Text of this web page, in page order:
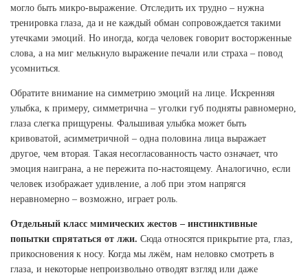
могло быть микро-выражение. Отследить их трудно – нужна
тренировка глаза, да и не каждый обман сопровождается такими
утечками эмоций. Но иногда, когда человек говорит восторженные
слова, а на миг мелькнуло выражение печали или страха – повод
усомниться.
Обратите внимание на симметрию эмоций на лице. Искренняя
улыбка, к примеру, симметрична – уголки губ подняты равномерно,
глаза слегка прищурены. Фальшивая улыбка может быть
кривоватой, асимметричной – одна половина лица выражает
другое, чем вторая. Такая несогласованность часто означает, что
эмоция наиграна, а не пережита по-настоящему. Аналогично, если
человек изображает удивление, а лоб при этом напрягся
неравномерно – возможно, играет роль.
Отдельный класс мимических жестов – инстинктивные
попытки спрятаться от лжи. Сюда относятся прикрытие рта, глаз,
прикосновения к носу. Когда мы лжём, нам неловко смотреть в
глаза, и некоторые непроизвольно отводят взгляд или даже